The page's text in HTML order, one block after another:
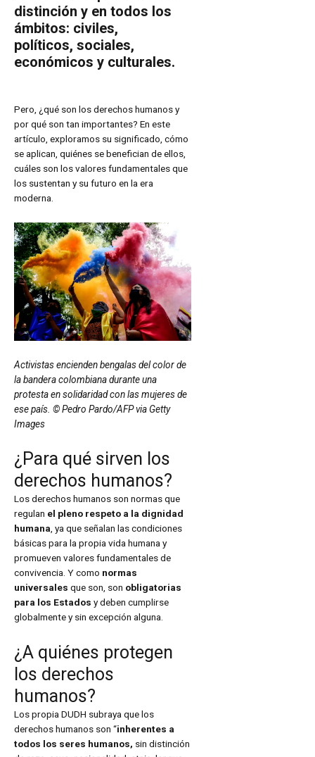
distinción y en todos los
ámbitos: civiles,
políticos, sociales,
económicos y culturales.
Pero, ¿qué son los derechos humanos y
por qué son tan importantes? En este
artículo, exploramos su significado, cómo
se aplican, quiénes se benefician de ellos,
cuáles son los valores fundamentales que
los sustentan y su futuro en la era
moderna.
Activistas encienden bengalas del color de
la bandera colombiana durante una
protesta en solidaridad con las mujeres de
ese país. © Pedro Pardo/AFP via Getty
Images
¿Para qué sirven los
derechos humanos?
Los derechos humanos son normas que
regulan el pleno respeto a la dignidad
humana, ya que señalan las condiciones
básicas para la propia vida humana y
promueven valores fundamentales de
convivencia. Y como normas
universales que son, son obligatorias
para los Estados y deben cumplirse
globalmente y sin excepción alguna.
¿A quiénes protegen
los derechos
humanos?
Los propia DUDH subraya que los
derechos humanos son “inherentes a
todos los seres humanos, sin distinción